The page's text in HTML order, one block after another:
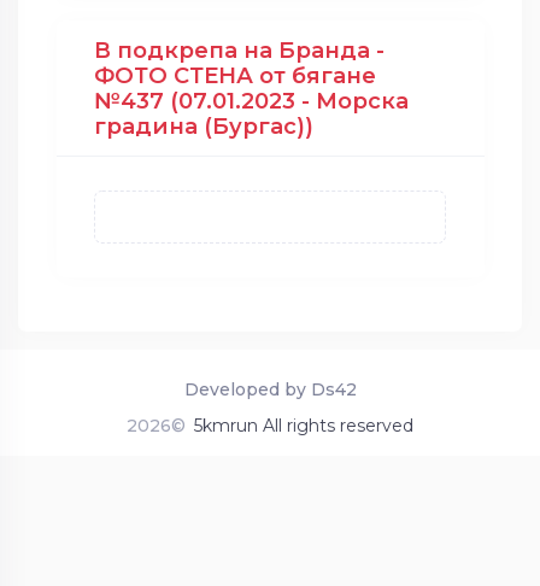
В подкрепа на Бранда -
ФОТО СТЕНА от бягане
№437 (07.01.2023 - Морска
градина (Бургас))
2026© 5kmrun All rights reserved
Developed by Ds42